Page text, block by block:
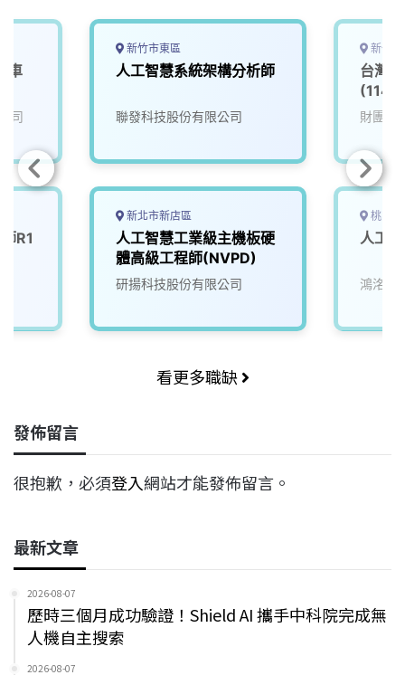
車
司
R1
新竹市東區
人工智慧系統架構分析師
聯發科技股份有限公司
新北市新店區
人工智慧工業級主機板硬
體高級工程師(NVPD)
研揚科技股份有限公司
新竹
台灣
(114-
(SoC)
財團法
桃園
人工
鴻洺科
看更多職缺
發佈留言
很抱歉，必須登入網站才能發佈留言。
最新文章
2026-08-07
歷時三個月成功驗證！Shield AI 攜手中科院完成無
人機自主搜索
2026-08-07